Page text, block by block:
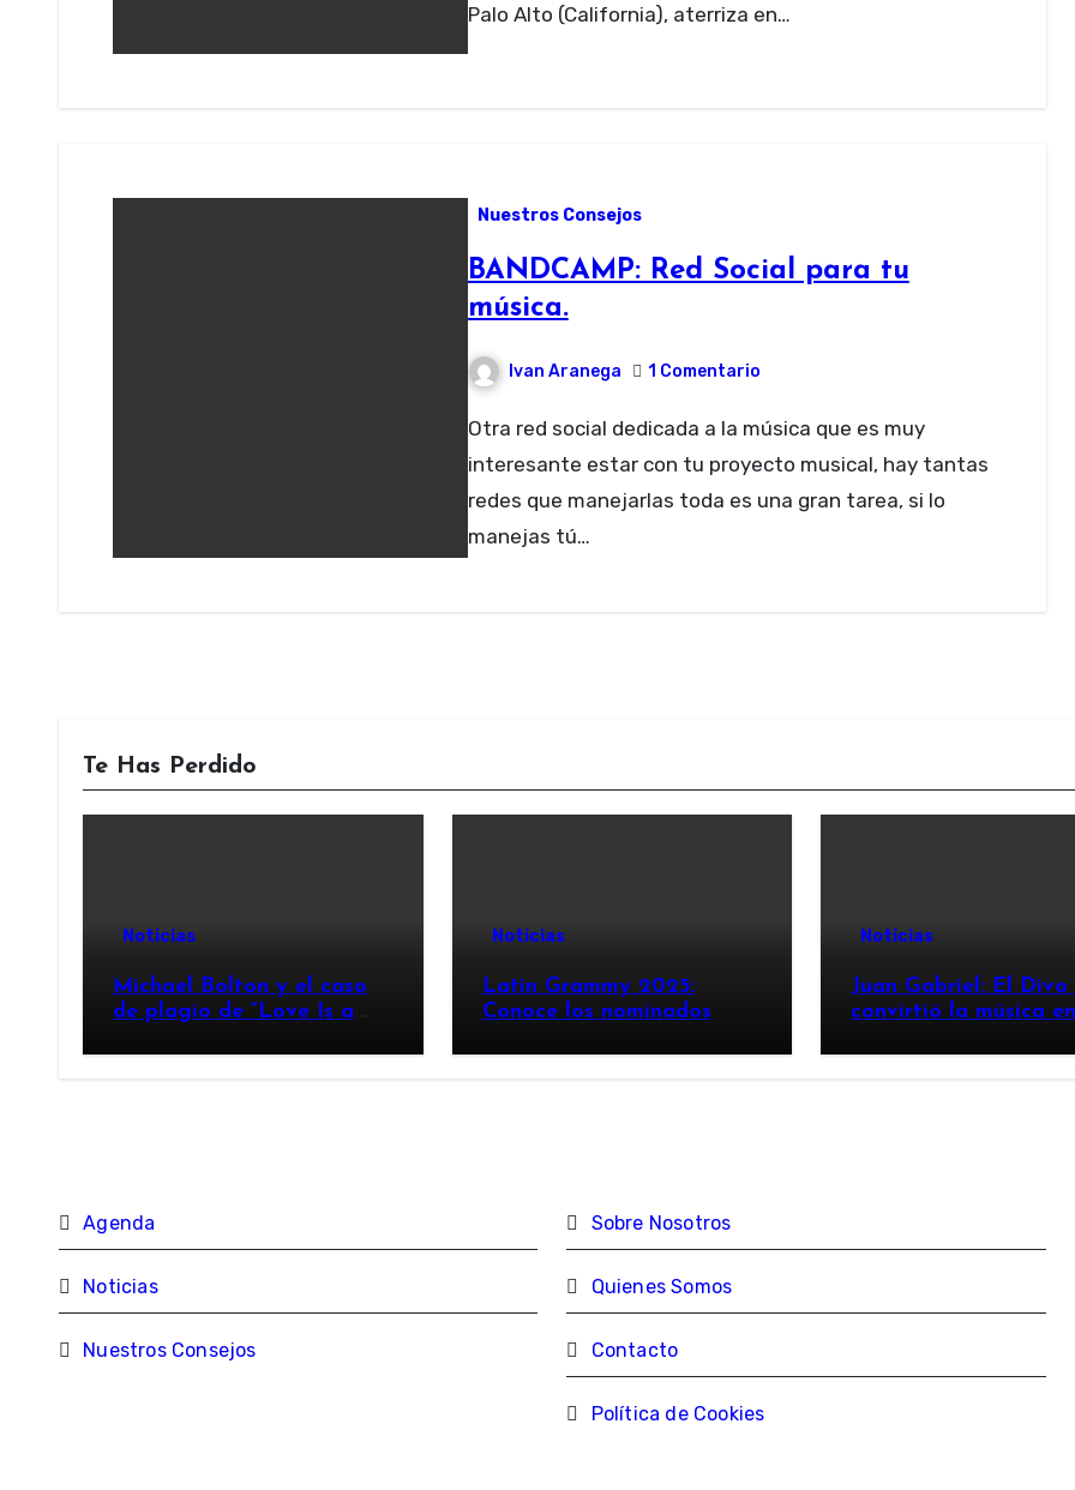
Palo Alto (California), aterriza en…
Nuestros Consejos
BANDCAMP: Red Social para tu
música.
Ivan Aranega 1 Comentario
Otra red social dedicada a la música que es muy
interesante estar con tu proyecto musical, hay tantas
redes que manejarlas toda es una gran tarea, si lo
manejas tú…
Te Has Perdido
Noticias
Michael Bolton y el caso
de plagio de “Love Is a
Noticias
Latin Grammy 2025:
Conoce los nominados
Noticias
Juan Gabriel: El Divo
convirtió la música
Agenda
Noticias
Nuestros Consejos
Sobre Nosotros
Quienes Somos
Contacto
Política de Cookies